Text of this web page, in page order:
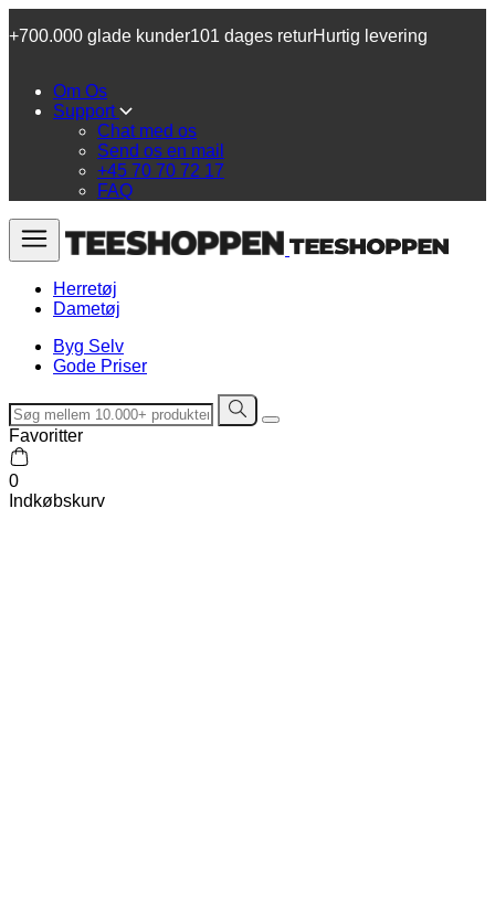
+700.000 glade kunder101 dages returHurtig levering
Om Os
Support
Chat med os
Send os en mail
+45 70 70 72 17
FAQ
Herretøj
Dametøj
Byg Selv
Gode Priser
Favoritter
0
Indkøbskurv